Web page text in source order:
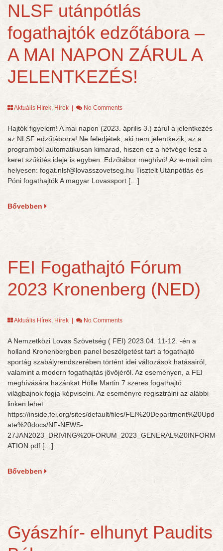
NLSF utánpótlás
fogathajtók edzőtábora –
A MAI NAPON ZÁRUL A
JELENTKEZÉS!
Aktuális Hírek, Hírek No Comments
Hajtók figyelem! A mai napon (2023. április 3.) zárul a jelentkezés
az NLSF edzőtáborra! Ne feledjétek, aki nem jelentkezik, az a
programból automatikusan kimarad, hiszen ez a hétvége lesz a
keret szűkités ideje is egyben. Edzőtábor meghívó! Az e-mail cím
helyesen: fogat.nlsf@lovasszovetseg.hu Tisztelt Utánpótlás és
Póni fogathajtók A magyar Lovassport […]
Bővebben
FEI Fogathajtó Fórum
2023 Kronenberg (NED)
Aktuális Hírek, Hírek No Comments
A Nemzetközi Lovas Szövetség ( FEI) 2023.04. 11-12. -én a
holland Kronenbergben panel beszélgetést tart a fogathajtó
sportág szabályrendszerében történt idei változások hatásairól,
valamint a modern fogathajtás jövőjéről. Az eseményen, a FEI
meghívására hazánkat Hölle Martin 7 szeres fogathajtó
világbajnok fogja képviselni. Az eseményre regisztrálni az alábbi
linken lehet:
https://inside.fei.org/sites/default/files/FEI%20Department%20Upd
ate%20docs/NF-NEWS-
27JAN2023_DRIVING%20FORUM_2023_GENERAL%20INFORM
ATION.pdf […]
Bővebben
Gyászhír- elhunyt Paudits